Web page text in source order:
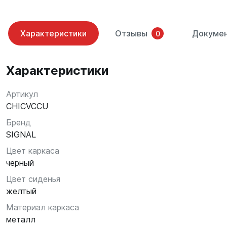
Характеристики Отзывы 0
Характеристики
Артикул
CHICVCCU
Бренд
SIGNAL
Цвет каркаса
черный
Цвет сиденья
желтый
Материал каркаса
металл